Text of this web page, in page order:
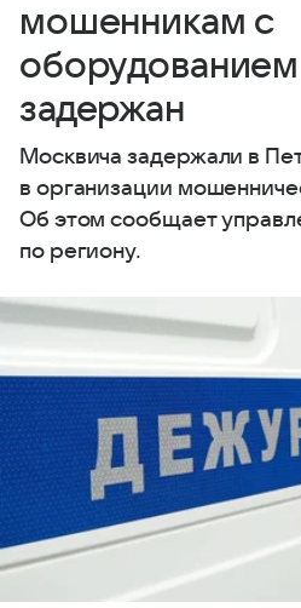
мошенникам с
задержан
Москвича задержали в
в организации
Об этом сообщает
по региону.